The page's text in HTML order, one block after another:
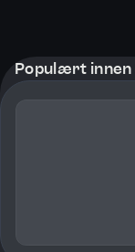
Populært innen